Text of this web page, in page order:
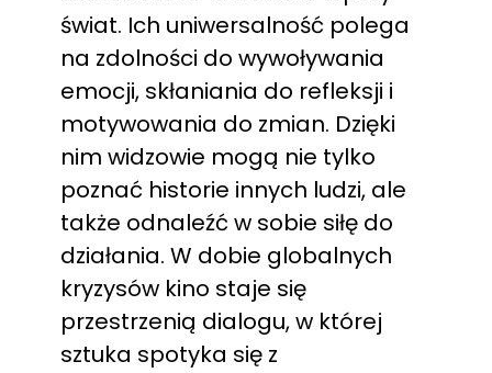
świat. Ich uniwersalność polega
na zdolności do wywoływania
emocji, skłaniania do refleksji i
motywowania do zmian. Dzięki
nim widzowie mogą nie tylko
poznać historie innych ludzi, ale
także odnaleźć w sobie siłę do
działania. W dobie globalnych
kryzysów kino staje się
przestrzenią dialogu, w której
sztuka spotyka się z